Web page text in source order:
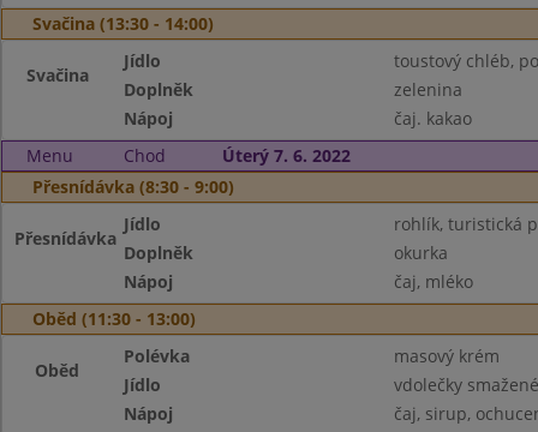
Svačina (13:30 - 14:00)
Svačina
Jídlo
toustový chléb,
Doplněk
zelenina
Nápoj
čaj. kakao
Menu
Chod
Úterý 7. 6. 2022
Přesnídávka (8:30 - 9:00)
Přesnídávka
Jídlo
rohlík, turistická
Doplněk
okurka
Nápoj
čaj, mléko
Oběd (11:30 - 13:00)
Oběd
Polévka
masový krém
Jídlo
vdolečky
Nápoj
čaj, sirup,